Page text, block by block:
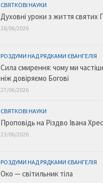
СВЯТКОВІ НАУКИ
Духовні уроки з життя святих
28/06/2026
РОЗДУМИ НАД РЯДКАМИ ЄВАНГЕЛІЯ
Сила смирення: чому ми
ніж довіряємо Богові
27/06/2026
СВЯТКОВІ НАУКИ
Проповідь на Різдво Івана
23/06/2026
РОЗДУМИ НАД РЯДКАМИ ЄВАНГЕЛІЯ
Око — світильник тіла